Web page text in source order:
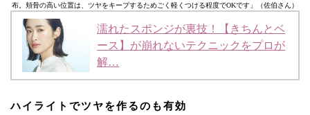
布。頬骨の高い位置は、ツヤをキープするためごく軽くつける程度でOKです」（佐伯さん）
濡れたスポンジが裏技！【きちんとベ
ース】が崩れないテクニックをプロが
解…
ハイライトでツヤを作るのも有効